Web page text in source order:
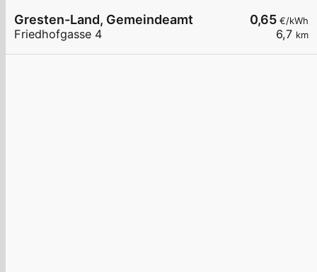
0,65 €/kWh
6,7 km
Gresten-Land, Gemeindeamt
Friedhofgasse 4